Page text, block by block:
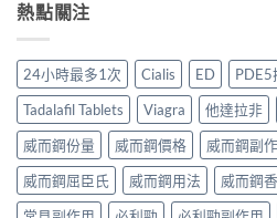
熱點關注
24小時最多1次 Cialis ED PDE5
Tadalafil Tablets
Viagra 他達拉非
威而鋼份量
威而鋼價格 威而鋼副
威而鋼屈臣氏
威而鋼用法 威而鋼